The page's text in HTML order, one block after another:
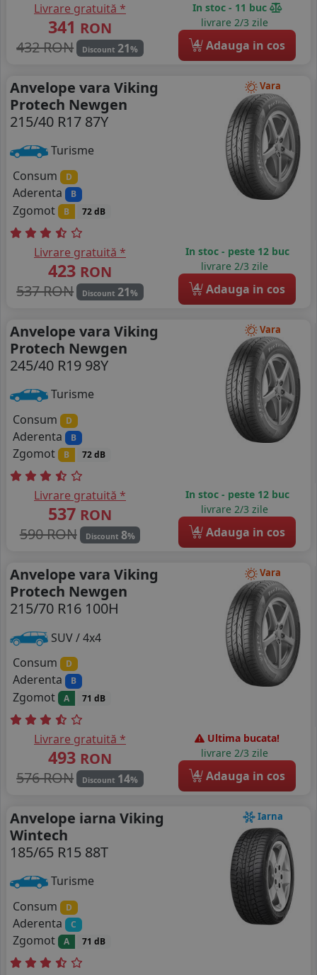
Livrare gratuită *
341 RON
432 RON
Discount 21%
In stoc - 11 buc
livrare 2/3 zile
4 Adauga in cos
Vara
Anvelope vara Viking
Protech Newgen
215/40 R17 87Y
Turisme
Consum
D
Aderenta B
Zgomot B 72 dB
Livrare gratuită *
423 RON
537 RON
Discount 21%
In stoc - peste 12 buc
livrare 2/3 zile
4 Adauga in cos
Vara
Anvelope vara Viking
Protech Newgen
245/40 R19 98Y
Turisme
Consum
D
Aderenta B
Zgomot B 72 dB
Livrare gratuită *
537 RON
590 RON
Discount 8%
In stoc - peste 12 buc
livrare 2/3 zile
4 Adauga in cos
Vara
Anvelope vara Viking
Protech Newgen
215/70 R16 100H
SUV / 4x4
Consum
D
Aderenta B
Zgomot A 71 dB
Livrare gratuită *
493 RON
576 RON
Discount 14%
Ultima bucata!
livrare 2/3 zile
4 Adauga in cos
Iarna
Anvelope iarna Viking
Wintech
185/65 R15 88T
Turisme
Consum
D
Aderenta C
Zgomot A 71 dB